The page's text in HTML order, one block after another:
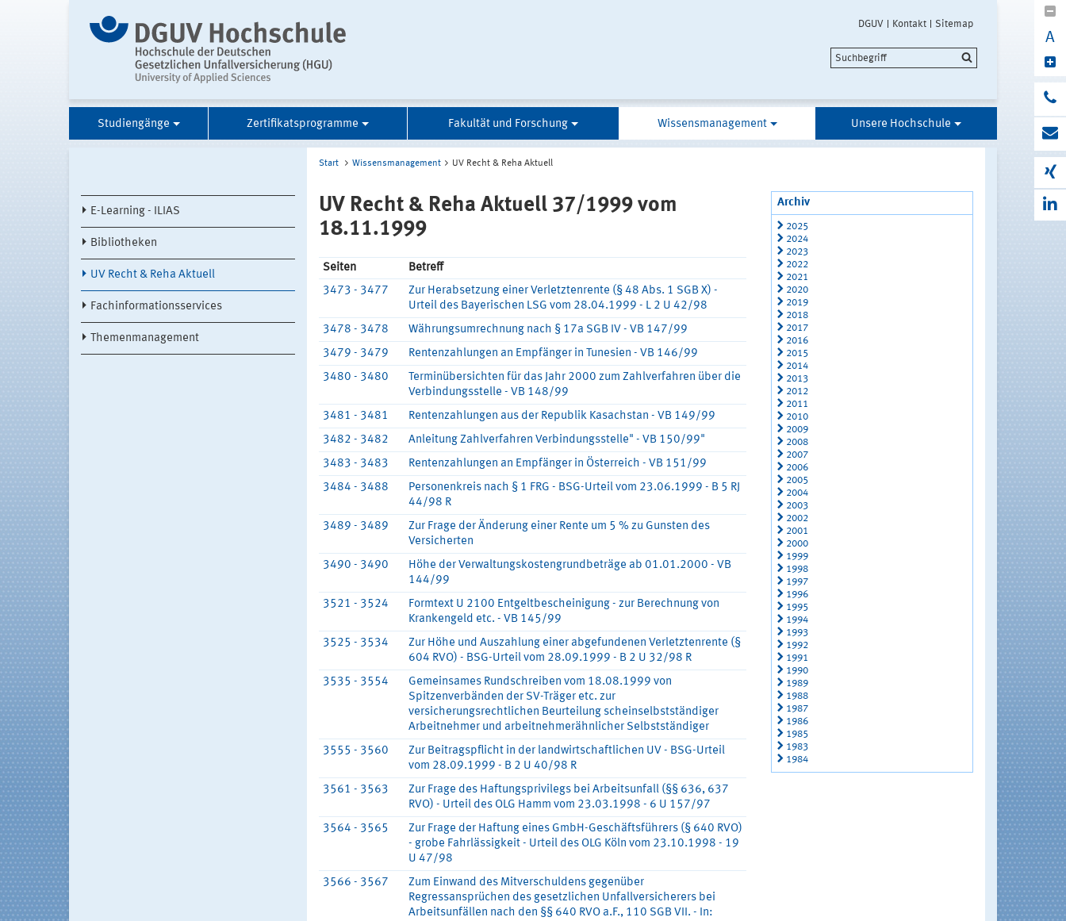
DGUV Kontakt Sitemap
A
Studiengänge Zertifikatsprogramme Fakultät und Forschung Wissensmanagement Unsere Hochschule
E-Learning - ILIAS
Bibliotheken
UV Recht & Reha Aktuell
Fachinformationsservices
Themenmanagement
Start Wissensmanagement UV Recht & Reha Aktuell
UV Recht & Reha Aktuell 37/1999 vom
18.11.1999
Seiten
Betreff
3473 - 3477
Zur Herabsetzung einer Verletztenrente (§ 48 Abs. 1 SGB X) -
Urteil des Bayerischen LSG vom 28.04.1999 - L 2 U 42/98
3478 - 3478
Währungsumrechnung nach § 17a SGB IV - VB 147/99
3479 - 3479
Rentenzahlungen an Empfänger in Tunesien - VB 146/99
3480 - 3480
Terminübersichten für das Jahr 2000 zum Zahlverfahren über die
Verbindungsstelle - VB 148/99
3481 - 3481
Rentenzahlungen aus der Republik Kasachstan - VB 149/99
3482 - 3482
Anleitung Zahlverfahren Verbindungsstelle" - VB 150/99"
3483 - 3483
Rentenzahlungen an Empfänger in Österreich - VB 151/99
3484 - 3488
Personenkreis nach § 1 FRG - BSG-Urteil vom 23.06.1999 - B 5 RJ
44/98 R
3489 - 3489
Zur Frage der Änderung einer Rente um 5 % zu Gunsten des
Versicherten
3490 - 3490
Höhe der Verwaltungskostengrundbeträge ab 01.01.2000 - VB
144/99
3521 - 3524
Formtext U 2100 Entgeltbescheinigung - zur Berechnung von
Krankengeld etc. - VB 145/99
3525 - 3534
Zur Höhe und Auszahlung einer abgefundenen Verletztenrente (§
604 RVO) - BSG-Urteil vom 28.09.1999 - B 2 U 32/98 R
3535 - 3554
Gemeinsames Rundschreiben vom 18.08.1999 von
Spitzenverbänden der SV-Träger etc. zur
versicherungsrechtlichen Beurteilung scheinselbstständiger
Arbeitnehmer und arbeitnehmerähnlicher Selbstständiger
3555 - 3560
Zur Beitragspflicht in der landwirtschaftlichen UV - BSG-Urteil
vom 28.09.1999 - B 2 U 40/98 R
3561 - 3563
Zur Frage des Haftungsprivilegs bei Arbeitsunfall (§§ 636, 637
RVO) - Urteil des OLG Hamm vom 23.03.1998 - 6 U 157/97
3564 - 3565
Zur Frage der Haftung eines GmbH-Geschäftsführers (§ 640 RVO)
- grobe Fahrlässigkeit - Urteil des OLG Köln vom 23.10.1998 - 19
U 47/98
3566 - 3567
Zum Einwand des Mitverschuldens gegenüber
Regressansprüchen des gesetzlichen Unfallversicherers bei
Arbeitsunfällen nach den §§ 640 RVO a.F., 110 SGB VII. - In:
Archiv
2025
2024
2023
2022
2021
2020
2019
2018
2017
2016
2015
2014
2013
2012
2011
2010
2009
2008
2007
2006
2005
2004
2003
2002
2001
2000
1999
1998
1997
1996
1995
1994
1993
1992
1991
1990
1989
1988
1987
1986
1985
1983
1984